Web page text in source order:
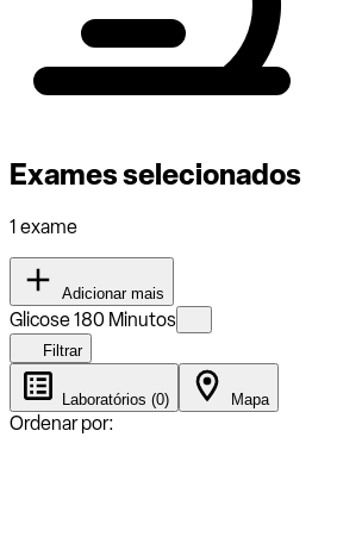
Exames selecionados
1 exame
Adicionar mais
Glicose 180 Minutos
Filtrar
Laboratórios (0) Mapa
Ordenar por: